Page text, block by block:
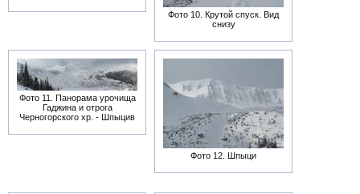
Фото 10. Крутой спуск. Вид
снизу
Фото 11. Панорама урочища
Гаджина и отрога
Черногорского хр. - Шпыцив
Фото 12. Шпыци